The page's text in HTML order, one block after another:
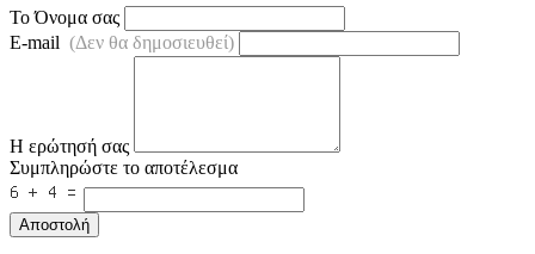
Το Όνομα σας
E-mail (Δεν θα δημοσιευθεί)
Η ερώτησή σας
Συμπληρώστε το αποτέλεσμα
Αποστολή